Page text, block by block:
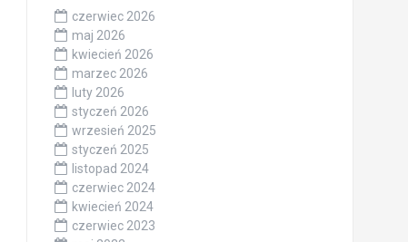
czerwiec 2026
maj 2026
kwiecień 2026
marzec 2026
luty 2026
styczeń 2026
wrzesień 2025
styczeń 2025
listopad 2024
czerwiec 2024
kwiecień 2024
czerwiec 2023